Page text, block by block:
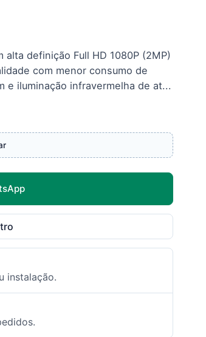
alta definição Full HD 1080P (2MP)
com menor consumo de
e iluminação infravermelha de at...
instalação.